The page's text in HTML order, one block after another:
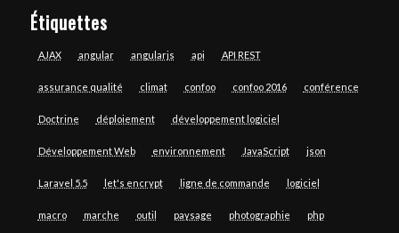
Étiquettes
AJAX angular angularjs api API REST
assurance qualité climat confoo confoo 2016 conférence
Doctrine déploiement développement logiciel
Développement Web environnement JavaScript json
Laravel 5.5 let's encrypt ligne de commande logiciel
macro marche outil paysage photographie php